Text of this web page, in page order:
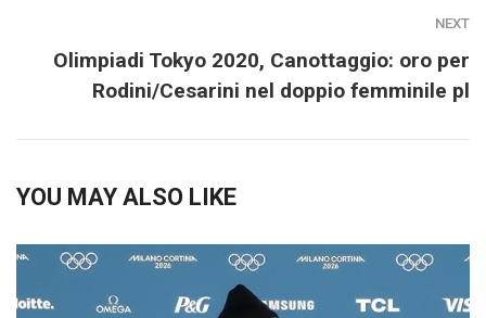
NEXT
Olimpiadi Tokyo 2020, Canottaggio: oro per
Rodini/Cesarini nel doppio femminile pl
YOU MAY ALSO LIKE